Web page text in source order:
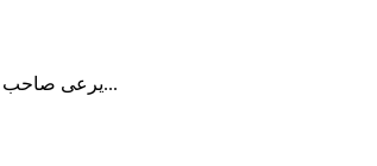
يرعى صاحب السمو الملكي الأمير مشعل بن ماجد بن عبدالعزيز محافظ جدة ماراثون جدة 2017م والذي تنظمه جمعية البر بجدة...